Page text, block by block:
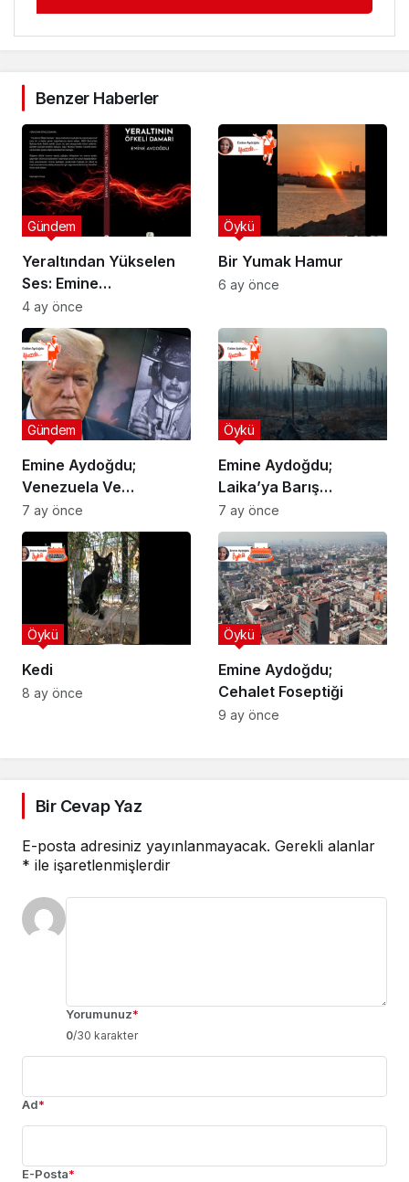
Benzer Haberler
Yeraltından Yükselen
Ses: Emine
Aydoğdu’nun Yeni
Kitabı Raflarda
Gündem
4 ay önce
Bir Yumak Hamur
Öykü
6 ay önce
Emine Aydoğdu;
Venezuela Ve
Emperyalizm
Gündem
7 ay önce
Emine Aydoğdu;
Laika’ya Barış
Getirecekler Miş!
Öykü
7 ay önce
Kedi
Öykü
8 ay önce
Emine Aydoğdu;
Cehalet Foseptiği
Öykü
9 ay önce
Bir Cevap Yaz
E-posta adresiniz yayınlanmayacak. Gerekli alanlar
* ile işaretlenmişlerdir
Yorumunuz*
0/30 karakter
Ad*
E-Posta*